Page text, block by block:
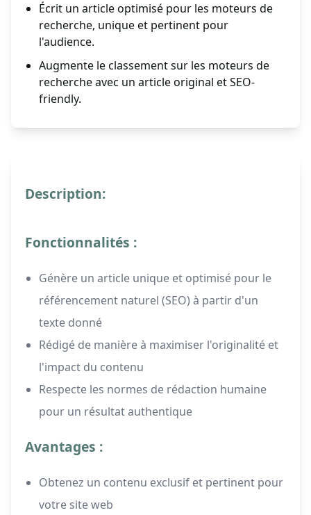
Écrit un article optimisé pour les moteurs de
recherche, unique et pertinent pour
l'audience.
Augmente le classement sur les moteurs de
recherche avec un article original et SEO-
friendly.
Description:
Fonctionnalités :
Génère un article unique et optimisé pour le
référencement naturel (SEO) à partir d'un
texte donné
Rédigé de manière à maximiser l'originalité et
l'impact du contenu
Respecte les normes de rédaction humaine
pour un résultat authentique
Avantages :
Obtenez un contenu exclusif et pertinent pour
votre site web